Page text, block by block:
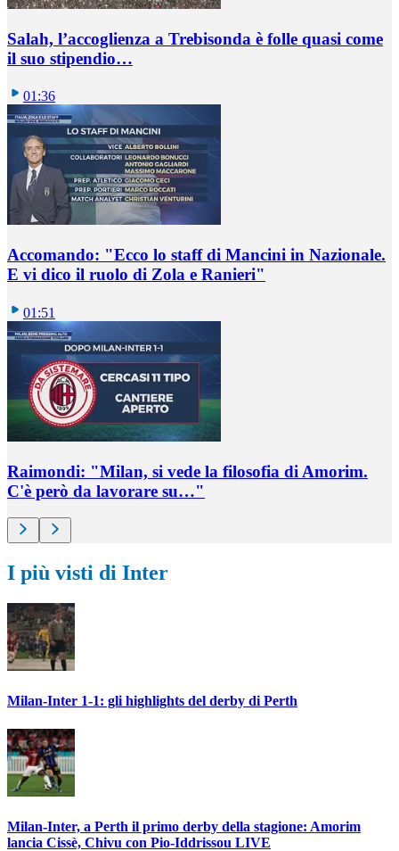
Salah, l’accoglienza a Trebisonda è folle quasi come
il suo stipendio…
01:36
Accomando: "Ecco lo staff di Mancini in Nazionale.
E vi dico il ruolo di Zola e Ranieri"
01:51
Raimondi: "Milan, si vede la filosofia di Amorim.
C'è però da lavorare su…"
I più visti di Inter
Milan-Inter 1-1: gli highlights del derby di Perth
Milan-Inter, a Perth il primo derby della stagione: Amorim
lancia Cissè, Chivu con Pio-Iddrissou LIVE